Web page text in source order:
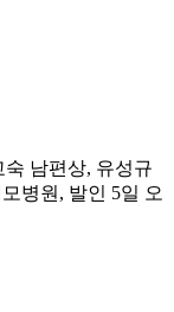
남편상, 유성규
병원, 발인 5일 오